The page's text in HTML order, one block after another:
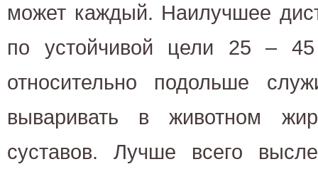
может каждый. Наилучшее
по устойчивой цели 25 –
относительно подольше
вываривать в животном
суставов. Лучше всего